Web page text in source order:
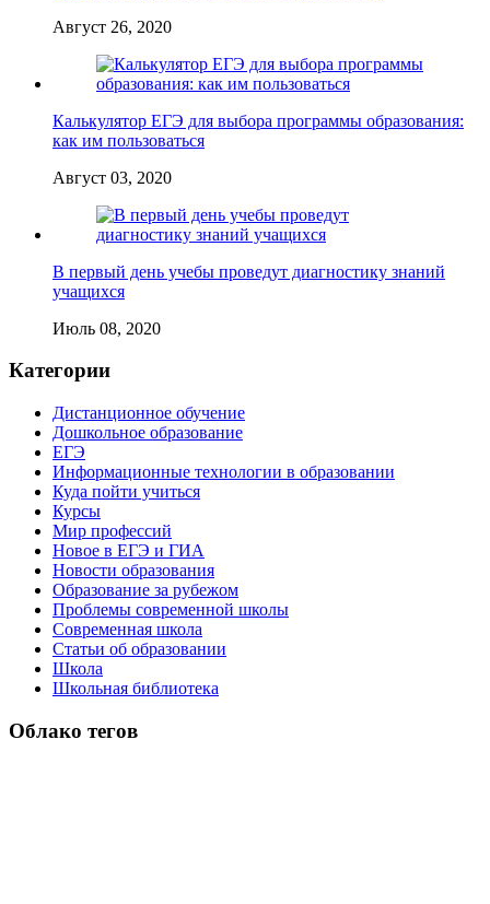
Август 26, 2020
Калькулятор ЕГЭ для выбора программы образования:
как им пользоваться
Август 03, 2020
В первый день учебы проведут диагностику знаний
учащихся
Июль 08, 2020
Категории
Дистанционное обучение
Дошкольное образование
ЕГЭ
Информационные технологии в образовании
Куда пойти учиться
Курсы
Мир профессий
Новое в ЕГЭ и ГИА
Новости образования
Образование за рубежом
Проблемы современной школы
Современная школа
Статьи об образовании
Школа
Школьная библиотека
Облако тегов